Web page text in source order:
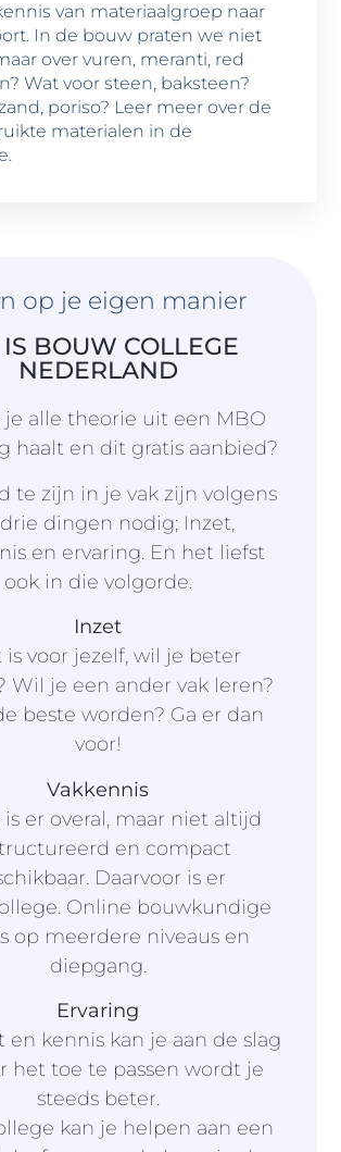
van materiaalgroep naar
In de bouw praten we niet
over vuren, meranti, red
Wat voor steen, baksteen?
poriso? Leer meer over de
materialen in de
modules | 14 lessen | 2 uur
op je eigen manier
BOUW COLLEGE
NEDERLAND
je alle theorie uit een MBO
haalt en dit gratis aanbied?
te zijn in je vak zijn volgens
dingen nodig; Inzet,
en ervaring. En het liefst
ook in die volgorde.
Inzet
is voor jezelf, wil je beter
Wil je een ander vak leren?
beste worden? Ga er dan
voor!
Vakkennis
is er overal, maar niet altijd
en compact
Daarvoor is er
Online bouwkundige
op meerdere niveaus en
diepgang.
Ervaring
en kennis kan je aan de slag
het toe te passen wordt je
steeds beter.
kan je helpen aan een